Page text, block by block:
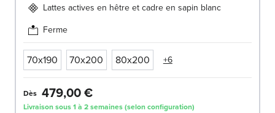
Lattes actives en hêtre et cadre en sapin blanc
Ferme
70x190 70x200 80x200 +6
Dès 479,00 €
Livraison sous 1 à 2 semaines (selon configuration)